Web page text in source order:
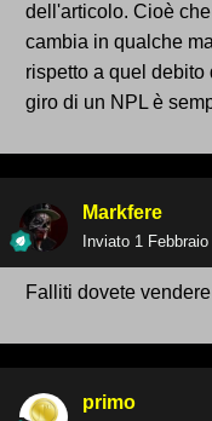
dell'articolo. Cioè
cambia in qualche
rispetto a quel debito
giro di un NPL è
Markfere
Inviato 1 Febbraio
Falliti dovete
primo